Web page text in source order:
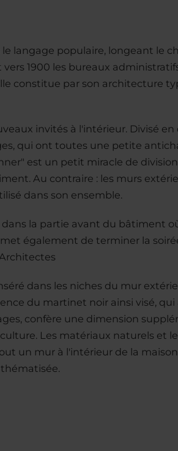
langage populaire, longeant le
1900 les bureaux
constitue par son architecture
invités à l'intérieur. Divisé
qui ont toutes une petite
est un petit miracle de
Au contraire : les murs
dans son ensemble.
la partie avant du bâtiment
également de terminer la
dans les niches du mur
du martinet noir ainsi visé,
confère une dimension
Les matériaux naturels et
un mur à l'intérieur de la maison